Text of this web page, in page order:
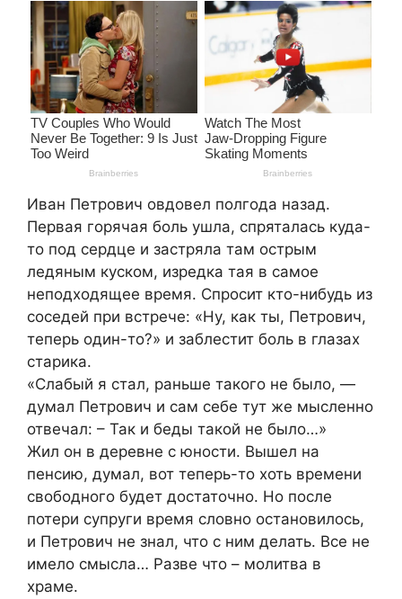
Иван Петрович овдовел полгода назад.
Первая горячая боль ушла, спряталась куда-
то под сердце и застряла там острым
ледяным куском, изредка тая в самое
неподходящее время. Спросит кто-нибудь из
соседей при встрече: «Ну, как ты, Петрович,
теперь один-то?» и заблестит боль в глазах
старика.
«Слабый я стал, раньше такого не было, —
думал Петрович и сам себе тут же мысленно
отвечал: – Так и беды такой не было…»
Жил он в деревне с юности. Вышел на
пенсию, думал, вот теперь-то хоть времени
свободного будет достаточно. Но после
потери супруги время словно остановилось,
и Петрович не знал, что с ним делать. Все не
имело смысла… Разве что – молитва в
храме.